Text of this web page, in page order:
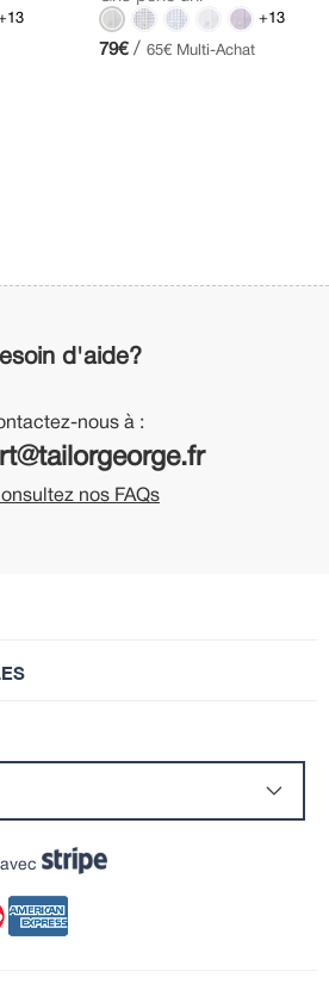
+13
79€ / 65€ Multi-Achat
d'aide?
nous à :
nos FAQs